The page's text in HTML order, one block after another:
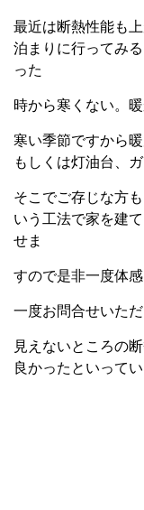
最近は断熱性能も
泊まりに行ってみ
った
時から寒くない。
寒い季節ですから
もしくは灯油台、
そこでご存じな方
いう工法で家を建
せま
すので是非一度体
一度お問合せいた
見えないところの
良かったといって